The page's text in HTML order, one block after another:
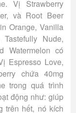
Vị Strawberry
và Root Beer
Orange, Vanilla
Nude,
Watermelon có
Espresso Love,
chứa 40mg
trong quá trình
động như: giúp
trên hết, nó kích